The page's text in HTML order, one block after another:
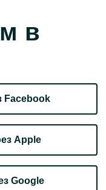
в
Facebook
Apple
Google